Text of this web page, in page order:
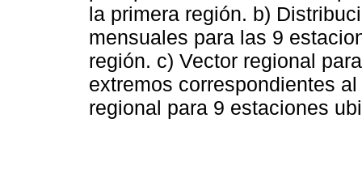
la primera región. b)
mensuales para las 9
región. c) Vector regional
extremos correspondientes
regional para 9 estaciones